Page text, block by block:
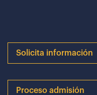
Solicita información
Proceso admisión